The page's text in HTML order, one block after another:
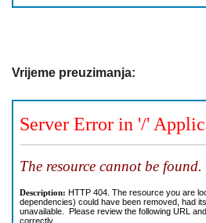
Vrijeme preuzimanja: